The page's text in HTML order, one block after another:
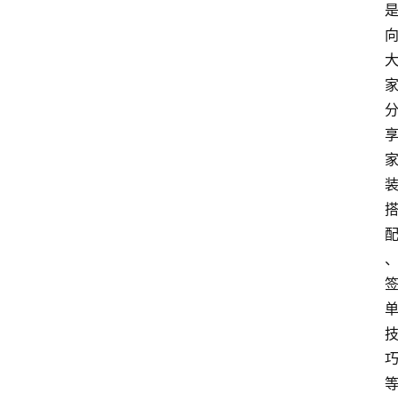
是
向
大
家
分
享
家
装
搭
配
、
签
单
技
巧
等